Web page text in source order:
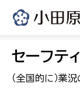
セーフテ
（全国的に）業